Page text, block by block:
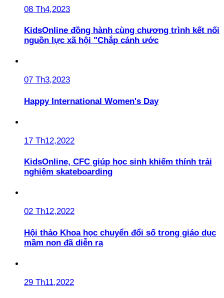
08 Th4,2023
KidsOnline đồng hành cùng chương trình kết nối
nguồn lực xã hội "Chắp cánh ước
07 Th3,2023
Happy International Women's Day
17 Th12,2022
KidsOnline, CFC giúp học sinh khiếm thính trải
nghiệm skateboarding
02 Th12,2022
Hội thảo Khoa học chuyển đổi số trong giáo dục
mầm non đã diễn ra
29 Th11,2022